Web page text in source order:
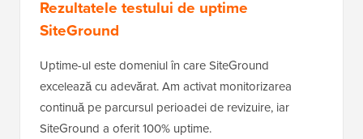
Rezultatele testului de uptime
SiteGround
Uptime-ul este domeniul în care SiteGround
excelează cu adevărat. Am activat monitorizarea
continuă pe parcursul perioadei de revizuire, iar
SiteGround a oferit 100% uptime.